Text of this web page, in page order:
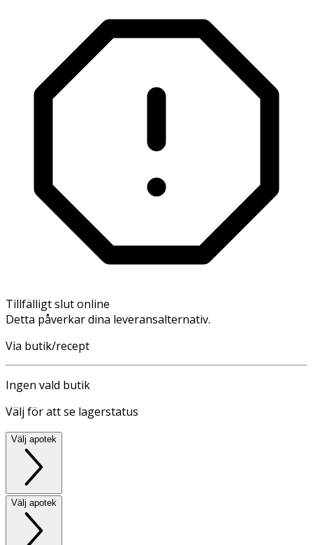
Tillfälligt slut online
Detta påverkar dina leveransalternativ.
Via butik/recept
Ingen vald butik
Välj för att se lagerstatus
Välj apotek
Välj apotek